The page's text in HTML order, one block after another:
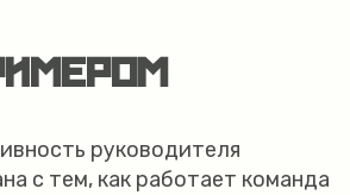
руководителя
с тем, как работает команда